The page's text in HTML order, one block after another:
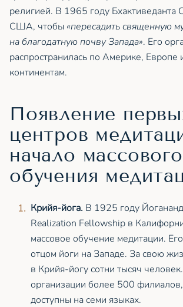
религией. В 1965 году Бхактиведанта
США, чтобы «пересадить священную
на благодатную почву Запада». Его
распространилась по Америке, Европе
континентам.
Появление
центров
начало массового
обучения
Крийя-йога. В 1925 году
Realization Fellowship в
массовое обучение медитации.
отцом йоги на Западе. За свою
в Крийя-йогу сотни тысяч
организации более 500
доступны на семи языках.